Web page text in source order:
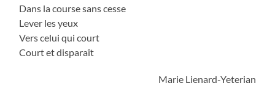
Dans la course sans cesse
Lever les yeux
Vers celui qui court
Court et disparaît
Marie Lienard-Yeterian